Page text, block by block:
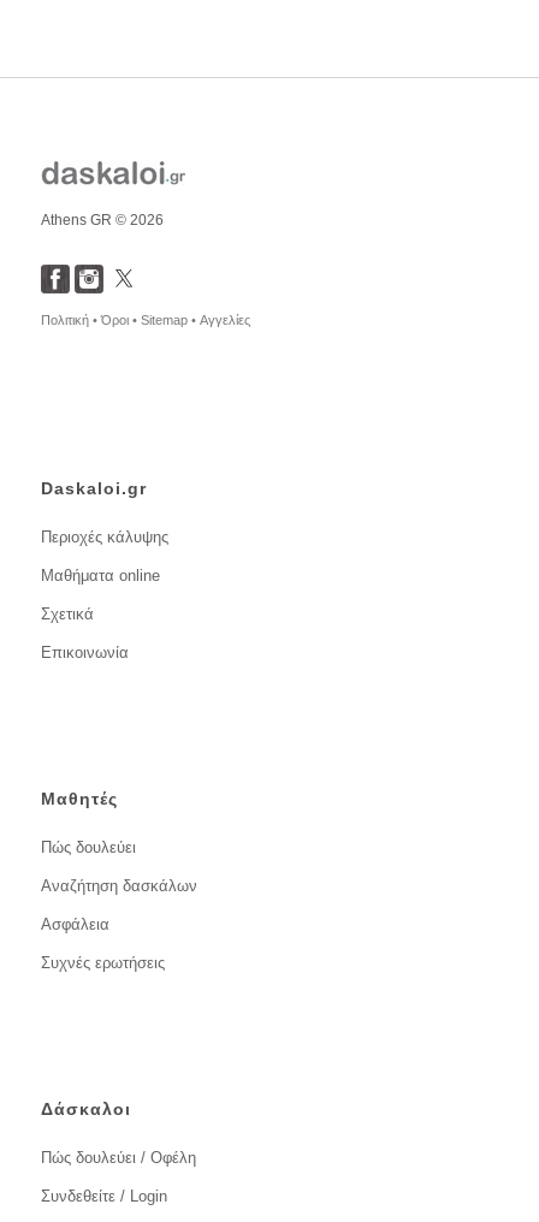
Athens GR © 2026
Πολιτική •Όροι • Sitemap • Αγγελίες
Daskaloi.gr
Περιοχές κάλυψης
Μαθήματα online
Σχετικά
Επικοινωνία
Μαθητές
Πώς δουλεύει
Αναζήτηση δασκάλων
Ασφάλεια
Συχνές ερωτήσεις
Δάσκαλοι
Πώς δουλεύει / Οφέλη
Συνδεθείτε / Login